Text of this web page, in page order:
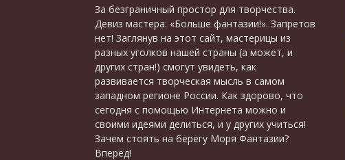
За безграничный простор для творчества.
Девиз мастера: «Больше фантазии!». Запретов
нет! Заглянув на этот сайт, мастерицы из
разных уголков нашей страны (а может, и
других стран!) смогут увидеть, как
развивается творческая мысль в самом
западном регионе России. Как здорово, что
сегодня с помощью Интернета можно и
своими идеями делиться, и у других учиться!
Зачем стоять на берегу Моря Фантазии?
Вперёд!